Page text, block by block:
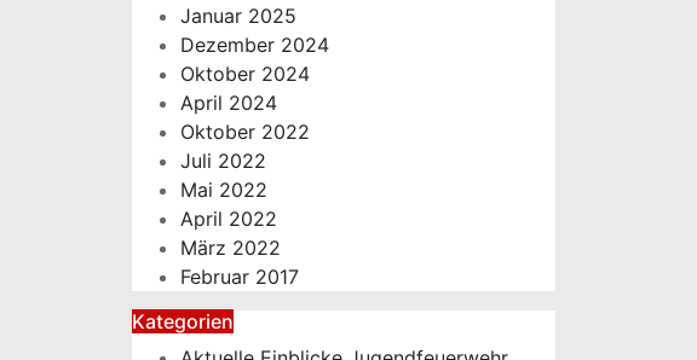
Januar 2025
Dezember 2024
Oktober 2024
April 2024
Oktober 2022
Juli 2022
Mai 2022
April 2022
März 2022
Februar 2017
Kategorien